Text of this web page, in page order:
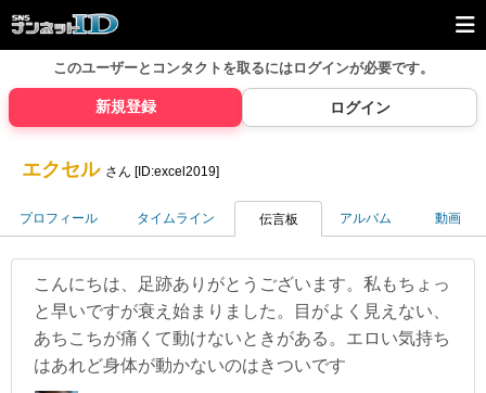
このユーザーとコンタクトを取るにはログインが必要です。
新規登録 ログイン
エクセル さん [ID:excel2019]
プロフィール タイムライン 伝言板 アルバム 動画
こんにちは、足跡ありがとうございます。私もちょっ
と早いですが衰え始まりました。目がよく見えない、
あちこちが痛くて動けないときがある。エロい気持ち
はあれど身体が動かないのはきついです